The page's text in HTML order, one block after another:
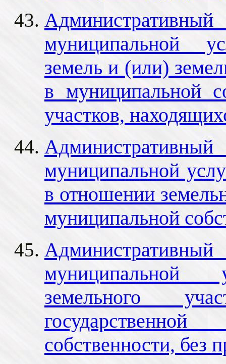
Административный
муниципальной
земель и (или)
в муниципальной
участков,
Административный
муниципальной
в отношении
муниципальной
Административный
муниципальной
земельного
собственности, без